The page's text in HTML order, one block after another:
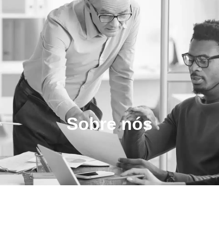
Sobre nós